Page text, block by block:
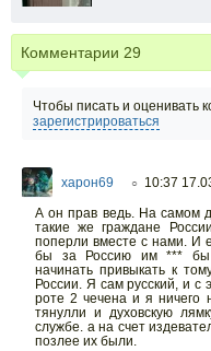
Комментарии 29
Чтобы писать и оценивать
зарегистрироваться
харон69 ○ 10:37
А он прав ведь. На самом
такие же граждане
поперли вместе с нами. И
бы за Россию им *** бы
начинать привыкать к
России. Я сам русский, и
роте 2 чечена и я ничего
тянулли и духовскую
службе. а на счет
позлее их были.